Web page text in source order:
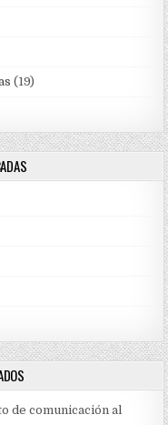
(19)
de comunicación al